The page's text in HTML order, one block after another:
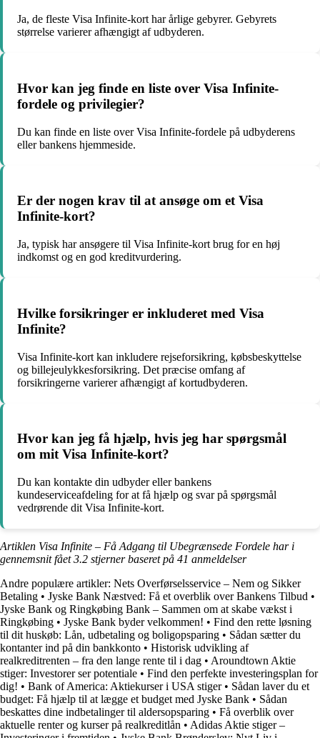
Ja, de fleste Visa Infinite-kort har årlige gebyrer. Gebyrets
størrelse varierer afhængigt af udbyderen.
Hvor kan jeg finde en liste over Visa Infinite-
fordele og privilegier?
Du kan finde en liste over Visa Infinite-fordele på udbyderens
eller bankens hjemmeside.
Er der nogen krav til at ansøge om et Visa
Infinite-kort?
Ja, typisk har ansøgere til Visa Infinite-kort brug for en høj
indkomst og en god kreditvurdering.
Hvilke forsikringer er inkluderet med Visa
Infinite?
Visa Infinite-kort kan inkludere rejseforsikring, købsbeskyttelse
og billejeulykkesforsikring. Det præcise omfang af
forsikringerne varierer afhængigt af kortudbyderen.
Hvor kan jeg få hjælp, hvis jeg har spørgsmål
om mit Visa Infinite-kort?
Du kan kontakte din udbyder eller bankens
kundeserviceafdeling for at få hjælp og svar på spørgsmål
vedrørende dit Visa Infinite-kort.
Artiklen Visa Infinite – Få Adgang til Ubegrænsede Fordele har i
gennemsnit fået3.2 stjerner baseret på 41 anmeldelser
Andre populære artikler: Nets Overførselsservice – Nem og Sikker
Betaling • Jyske Bank Næstved: Få et overblik over Bankens Tilbud •
Jyske Bank og Ringkøbing Bank – Sammen om at skabe vækst i
Ringkøbing • Jyske Bank byder velkommen! • Find den rette løsning
til dit huskøb: Lån, udbetaling og boligopsparing • Sådan sætter du
kontanter ind på din bankkonto • Historisk udvikling af
realkreditrenten – fra den lange rente til i dag • Aroundtown Aktie
stiger: Investorer ser potentiale • Find den perfekte investeringsplan for
dig! • Bank of America: Aktiekurser i USA stiger• Sådan laver du et
budget: Få hjælp til at lægge et budget med Jyske Bank • Sådan
beskattes dine indbetalinger til aldersopsparing • Få overblik over
aktuelle renter og kurser på realkreditlån • Adidas Aktie stiger –